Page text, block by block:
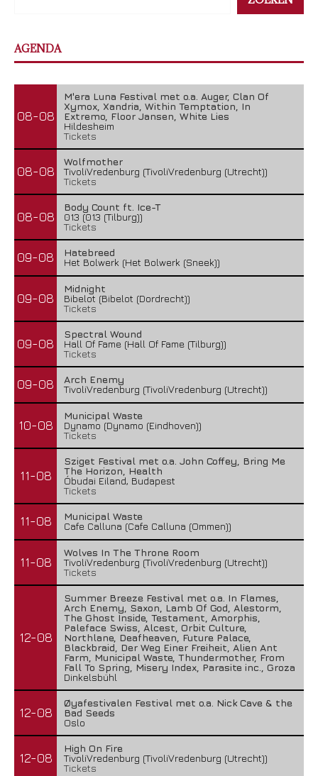
AGENDA
08-08
M'era Luna Festival met o.a. Auger, Clan Of
Xymox, Xandria, Within Temptation, In
Extremo, Floor Jansen, White Lies
Hildesheim
Tickets
08-08
Wolfmother
TivoliVredenburg (TivoliVredenburg (Utrecht))
Tickets
08-08
Body Count ft. Ice-T
013 (013 (Tilburg))
Tickets
09-08
Hatebreed
Het Bolwerk (Het Bolwerk (Sneek))
09-08
Midnight
Bibelot (Bibelot (Dordrecht))
Tickets
09-08
Spectral Wound
Hall Of Fame (Hall Of Fame (Tilburg))
Tickets
09-08
Arch Enemy
TivoliVredenburg (TivoliVredenburg (Utrecht))
10-08
Municipal Waste
Dynamo (Dynamo (Eindhoven))
Tickets
11-08
Sziget Festival met o.a. John Coffey, Bring Me
The Horizon, Health
Óbudai Eiland, Budapest
Tickets
11-08
Municipal Waste
Cafe Calluna (Cafe Calluna (Ommen))
11-08
Wolves In The Throne Room
TivoliVredenburg (TivoliVredenburg (Utrecht))
Tickets
12-08
Summer Breeze Festival met o.a. In Flames,
Arch Enemy, Saxon, Lamb Of God, Alestorm,
The Ghost Inside, Testament, Amorphis,
Paleface Swiss, Alcest, Orbit Culture,
Northlane, Deafheaven, Future Palace,
Blackbraid, Der Weg Einer Freiheit, Alien Ant
Farm, Municipal Waste, Thundermother, From
Fall To Spring, Misery Index, Parasite inc., Groza
Dinkelsbühl
12-08
Øyafestivalen Festival met o.a. Nick Cave & the
Bad Seeds
Oslo
12-08
High On Fire
TivoliVredenburg (TivoliVredenburg (Utrecht))
Tickets